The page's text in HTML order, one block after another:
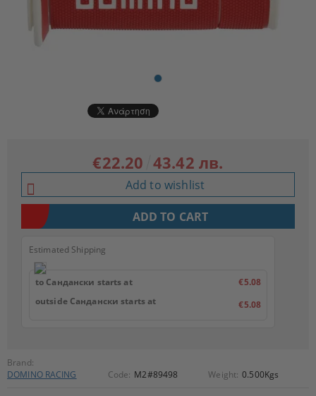
Brand:
DOMINO RACING
Code: M2#89498 Weight: 0.500Kgs
€22.20 43.42 лв.
Add to wishlist
Estimated Shipping
to Сандански starts at
€5.08
outside Сандански starts at
€5.08